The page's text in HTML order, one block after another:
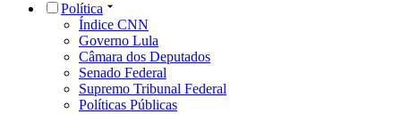
Política
Índice CNN
Governo Lula
Câmara dos Deputados
Senado Federal
Supremo Tribunal Federal
Políticas Públicas